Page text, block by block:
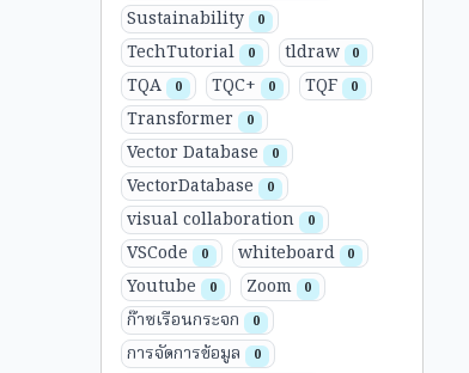
Sustainability 0
TechTutorial 0 tldraw 0
TQA 0 TQC+ 0 TQF 0
Transformer 0
Vector Database 0
VectorDatabase 0
visual collaboration 0
VSCode 0 whiteboard 0
Youtube 0 Zoom 0
ก๊าซเรือนกระจก 0
การจัดการข้อมูล 0